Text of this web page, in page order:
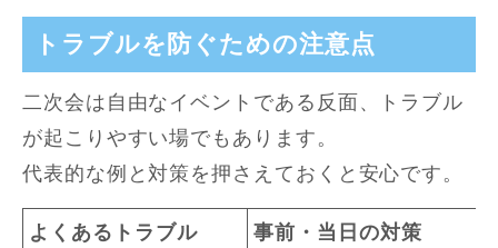
トラブルを防ぐための注意点
二次会は自由なイベントである反面、トラブル
が起こりやすい場でもあります。
代表的な例と対策を押さえておくと安心です。
よくあるトラブル 事前・当日の対策